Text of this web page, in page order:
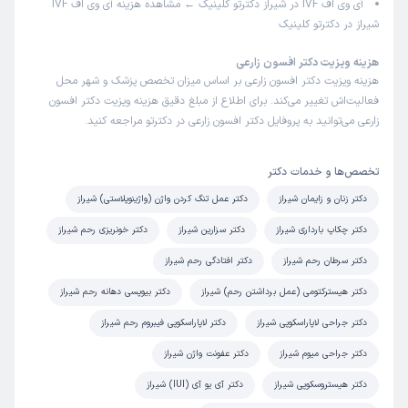
محیط به شدت کثیف و غیربهداشتی مخصوصا برای مطب
متخصص زنان
کاربر دکترتو
نوبت مطب از دکترتو
(
1405/02/30
زمان انتظار:15-45 دقیقه
منشی خیلی خوش برخوردومهربان وعالییییی
مارال
این پزشک را پیشنهاد نمیکنم
آی وی اف IVF در شیراز دکترتو کلینیک ← مشاهده
هزینه آی وی اف IVF
شیراز در دکترتو کلینیک
هزینه ویزیت دکتر افسون زارعی
هزینه ویزیت دکتر افسون زارعی بر اساس میزان تخصص پزشک و شهر محل
فعالیت‌اش تغییر می‌کند. برای اطلاع از مبلغ دقیق هزینه ویزیت دکتر افسون
زارعی می‌توانید به پروفایل دکتر افسون زارعی در دکترتو مراجعه کنید.
تخصص‌ها و خدمات دکتر
دکتر زنان و زایمان شیراز دکتر عمل تنگ کردن واژن (واژینوپلاستی) شیراز
دکتر چکاپ بارداری شیراز دکتر سزارین شیراز دکتر خونریزی رحم شیراز
دکتر سرطان رحم شیراز دکتر افتادگی رحم شیراز
دکتر هیسترکتومی (عمل برداشتن رحم) شیراز دکتر بیوپسی دهانه رحم شیراز
دکتر جراحی لاپاراسکوپی شیراز دکتر لاپاراسکوپی فیبروم رحم شیراز
دکتر جراحی میوم شیراز دکتر عفونت واژن شیراز
دکتر هیستروسکوپی شیراز دکتر آی یو آی (IUI) شیراز